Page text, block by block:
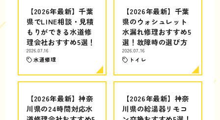
【2026年最新】千葉
県でLINE相談・見積
もりができる水道修
理会社おすすめ5選！
2026.07.16
水道修理
【2026年最新】千葉
県のウォシュレット
水漏れ修理おすすめ5
選！故障時の選び方
2026.07.16
トイレ
【2026年最新】神奈
川県の24時間対応水
【2026年最新】神奈
川県の給湯器リモコ